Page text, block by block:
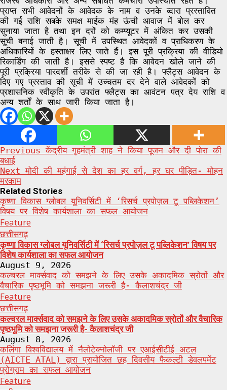
प्राप्त सभी आवेदनों के आवेदक के नाम व उनके व्दारा प्रस्तावित
की गई राशि सबके समक्ष माईक मंह ऊंची आवाज में बोल कर
सुनाया जाता है तथा इन दरों को कम्प्यूटर में अंकित कर उसकी
सूची बनाई जाती है। सूची में उपस्थित आवेदकों व प्राधिकरण के
अधिकारियों के हस्ताक्षर लिए जाते हैं। इस पूरी प्रक्रिया की वीडियो
रिकार्डिंग की जाती है। इससे स्पष्ट है कि आवेदन खोले जाने की
पूरी प्रक्रिया पारदर्शी तरीके से की जा रही है। फ्लैट्स आवेदन के
दिए गए प्रस्ताव की सूची में उच्चतम दर देने वाले आवेदकों को
प्रशासनिक स्वीकृति के उपरांत फ्लैट्स का आवंटन पत्र देय राशि व
अन्य शर्तों के साथ जारी किया जाता है।
Post
navigation
Previous केंद्रीय गृहमंत्री शाह ने किया पूजन और दी पोरा की
बधाई
Next मोदी की महंगाई से देश का हर वर्ग, हर घर पीड़ित- मोहन
मरकाम
Related Stories
कृष्णा विकास ग्लोबल यूनिवर्सिटी में ‘रिसर्च प्रपोज़ल टू पब्लिकेशन’
विषय पर विशेष कार्यशाला का सफल आयोजन
Feature
छत्तीसगढ़
कृष्णा विकास ग्लोबल यूनिवर्सिटी में ‘रिसर्च प्रपोज़ल टू पब्लिकेशन’ विषय पर
विशेष कार्यशाला का सफल आयोजन
August 9, 2026
कल्चरल मार्क्सवाद को समझने के लिए उसके अकादमिक स्रोतों और
वैचारिक पृष्ठभूमि को समझना जरूरी है- कैलाशचंद्र जी
Feature
छत्तीसगढ़
कल्चरल मार्क्सवाद को समझने के लिए उसके अकादमिक स्रोतों और वैचारिक
पृष्ठभूमि को समझना जरूरी है- कैलाशचंद्र जी
August 8, 2026
कलिंगा विश्वविद्यालय में नैलोटेक्नोलॉजी पर एआईसीटीई अटल
(AICTE ATAL) द्वारा प्रायोजित छह दिवसीय फैकल्टी डेवलपमेंट
प्रोग्राम का सफल आयोजन
Feature